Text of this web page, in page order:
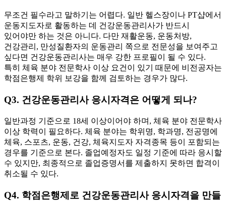
무조건 필수라고 말하기는 어렵다. 일반 헬스장이나 PT샵에서
운동지도자로 활동하는 데 건강운동관리사가 반드시
있어야만 하는 것은 아니다. 다만 재활운동, 운동처방,
건강관리, 만성질환자의 운동관리 쪽으로 전문성을 보여주고
싶다면 건강운동관리사는 매우 강한 프로필이 될 수 있다.
특히 체육 분야 전문학사 이상 요건이 있기 때문에 비전공자는
학점은행제 학위 보강을 함께 검토하는 경우가 많다.
Q3. 건강운동관리사 응시자격은 어떻게 되나?
일반과정 기준으로 18세 이상이어야 하며, 체육 분야 전문학사
이상 학력이 필요하다. 체육 분야는 학위명, 학과명, 전공명에
체육, 스포츠, 운동, 건강, 체육지도자 자격종목 등이 포함되는
경우를 기준으로 본다. 졸업예정자도 일정 기준에 따라 응시할
수 있지만, 최종적으로 졸업증명서를 제출하지 못하면 합격이
취소될 수 있다.
Q4. 학점은행제로 건강운동관리사 응시자격을 만들